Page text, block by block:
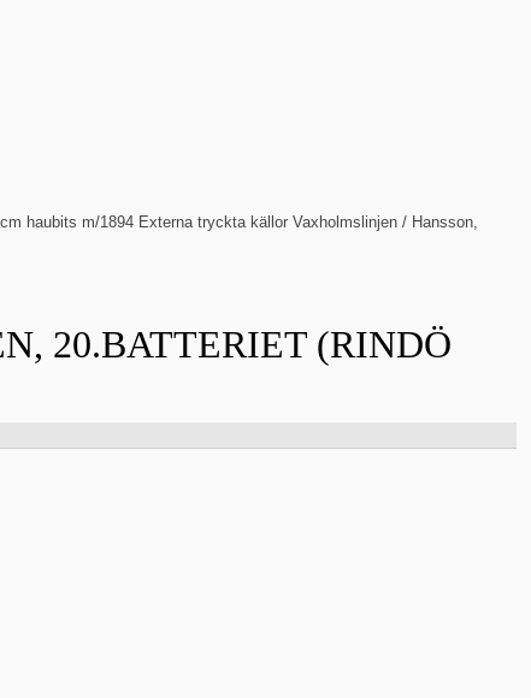
haubits m/1894 Externa tryckta källor Vaxholmslinjen / Hansson,
20.BATTERIET (RINDÖ